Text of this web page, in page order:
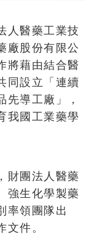
人醫藥工業技
廠股份有限公
將藉由結合醫
同設立「連續
先導工廠」，
我國工業藥學
財團法人醫藥
強生化學製藥
率領團隊出
文件。